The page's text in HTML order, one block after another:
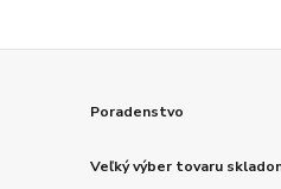
Poradenstvo
Veľký výber tovaru